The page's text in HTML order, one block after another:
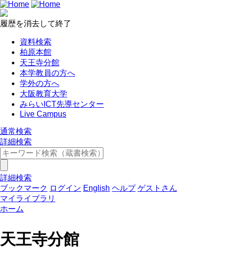
履歴を消去して終了
資料検索
柏原本館
天王寺分館
本学教員の方へ
学外の方へ
大阪教育大学
みらいICT先導センター
Live Campus
通常検索
詳細検索
詳細検索
ブックマーク ログイン English ヘルプ ゲストさん
マイライブラリ
ホーム
天王寺分館